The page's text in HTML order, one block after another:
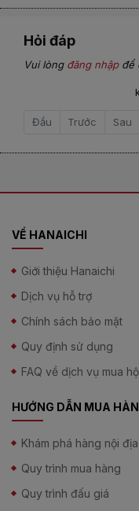
Vitamin B1
Vitamin D
Vitamin K
Folic acid
Lên men
Đậu nành
Chiết xuất từ
Thuốc khớp
Hỏi đáp
Vui lòng đăng nhậpđể
Đầu Trước Sau
VỀ HANAICHI
Giới thiệu Hanaichi
Dịch vụ hỗ trợ
Chính sách bảo mật
Quy định sử dụng
FAQ về dịch vụ mua
HƯỚNG DẪN MUA
Khám phá hàng nội
Quy trình mua hàng
Quy trình đấu giá